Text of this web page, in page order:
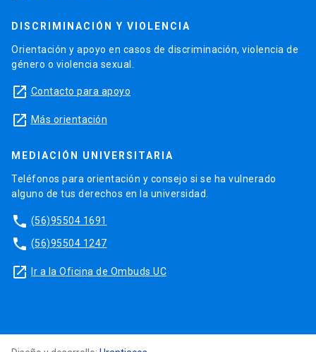
DISCRIMINACIÓN Y VIOLENCIA
Orientación y apoyo en casos de discriminación, violencia de
género o violencia sexual.
launch Contacto para apoyo
launch Más orientación
MEDIACIÓN UNIVERSITARIA
Teléfonos para orientación y consejo si se ha vulnerado
alguno de tus derechos en la universidad.
phone (56)95504 1691
phone (56)95504 1247
launch Ir a la Oficina de Ombuds UC